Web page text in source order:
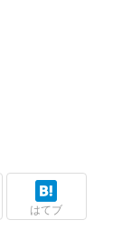
はてブ